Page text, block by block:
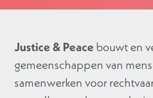
Justice & Peace bouwt en
gemeenschappen van
samenwerken voor